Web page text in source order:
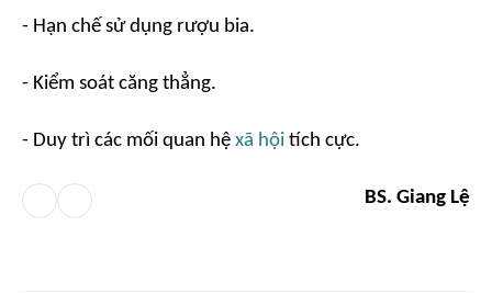
- Hạn chế sử dụng rượu bia.
- Kiểm soát căng thẳng.
- Duy trì các mối quan hệ xã hội tích cực.
BS. Giang Lệ